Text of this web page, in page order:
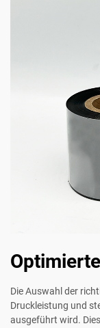
Die Auswahl der
Druckleistung und
ausgeführt wird.